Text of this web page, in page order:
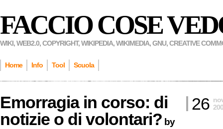
FACCIO COSE
WIKI, WEB2.0, COPYRIGHT, WIKIPEDIA, WIKIMEDIA, GNU, CREATIVE
Home Info Tool Scuola
Emorragia in corso: di
notizie o di volontari? by
26